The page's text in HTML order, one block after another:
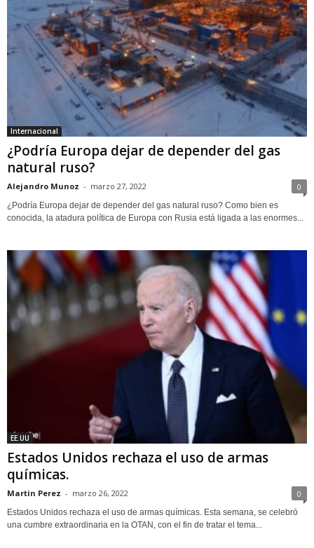
Internacional
¿Podría Europa dejar de depender del gas
natural ruso?
Alejandro Munoz - marzo 27, 2022 0
¿Podría Europa dejar de depender del gas natural ruso? Como bien es
conocida, la atadura política de Europa con Rusia está ligada a las enormes...
EE.UU
Estados Unidos rechaza el uso de armas
químicas.
Martin Perez - marzo 26, 2022 0
Estados Unidos rechaza el uso de armas químicas. Esta semana, se celebró
una cumbre extraordinaria en la OTAN, con el fin de tratar el tema...